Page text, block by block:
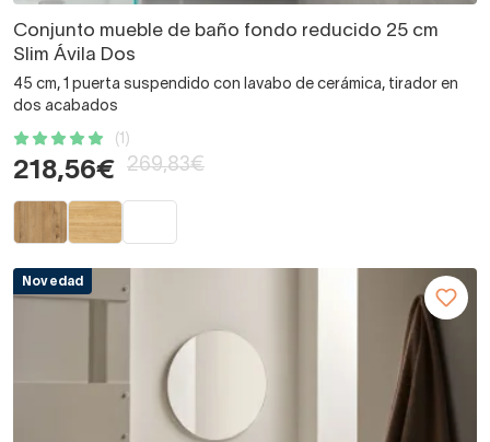
Conjunto mueble de baño fondo reducido 25 cm
Slim Ávila Dos
45 cm, 1 puerta suspendido con lavabo de cerámica, tirador en
dos acabados
(1)
218,56€ 269,83€
Novedad